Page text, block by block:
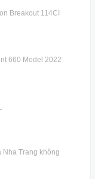
Breakout 114CI
660 Model 2022
Nha Trang không